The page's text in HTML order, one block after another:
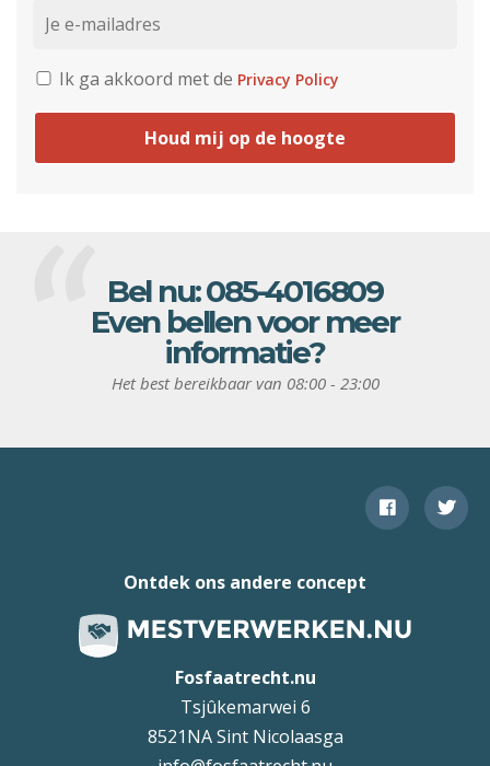
Ik ga akkoord met de Privacy Policy
Houd mij op de hoogte
Bel nu:085-4016809
Even bellen voor meer
informatie?
Het best bereikbaar van 08:00 - 23:00
Fosfaatrecht.nu
Tsjûkemarwei 6
8521NA Sint Nicolaasga
Ontdek ons andere concept